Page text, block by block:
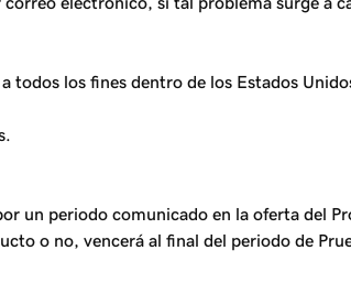
los fines dentro de los Estados
un periodo comunicado en la oferta del
o no, vencerá al final del periodo de